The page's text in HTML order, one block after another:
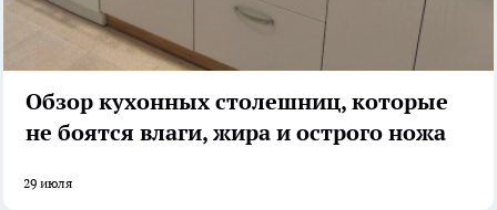
Обзор кухонных столешниц, которые
не боятся влаги, жира и острого ножа
29 июля